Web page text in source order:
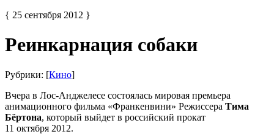
{ 25 сентября 2012 }
Реинкарнация собаки
Рубрики: [Кино]
Вчера в Лос-Анджелесе состоялась мировая премьера
анимационного фильма «Франкенвини» Режиссера Тима
Бёртона, который выйдет в российский прокат
11 октября 2012.